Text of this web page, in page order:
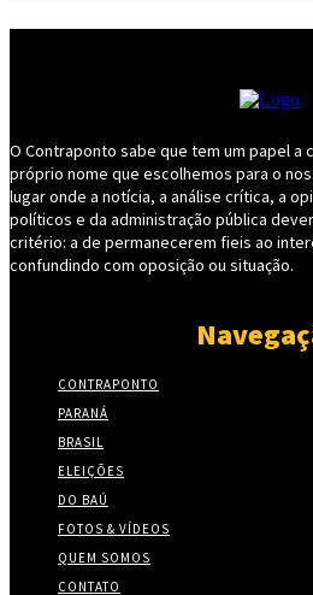
O Contraponto sabe que tem um papel a
próprio nome que escolhemos para o
lugar onde a notícia, a análise crítica, a
políticos e da administração pública
critério: a de permanecerem fieis ao
confundindo com oposição ou situação.
CONTRAPONTO
PARANÁ
BRASIL
ELEIÇÕES
DO BAÚ
FOTOS & VÍDEOS
QUEM SOMOS
CONTATO